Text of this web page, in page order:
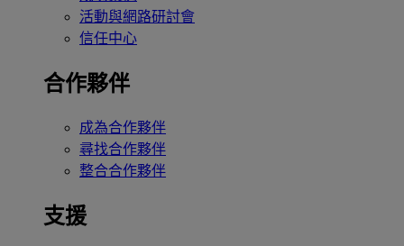
活動與網路研討會
信任中心
合作夥伴
成為合作夥伴
尋找合作夥伴
整合合作夥伴
支援